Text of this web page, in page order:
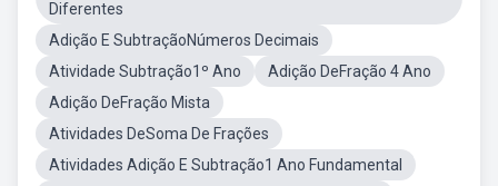
Diferentes
Adição E SubtraçãoNúmeros Decimais
Atividade Subtração1º Ano
Adição DeFração 4 Ano
Adição DeFração Mista
Atividades DeSoma De Frações
Atividades Adição E Subtração1 Ano Fundamental